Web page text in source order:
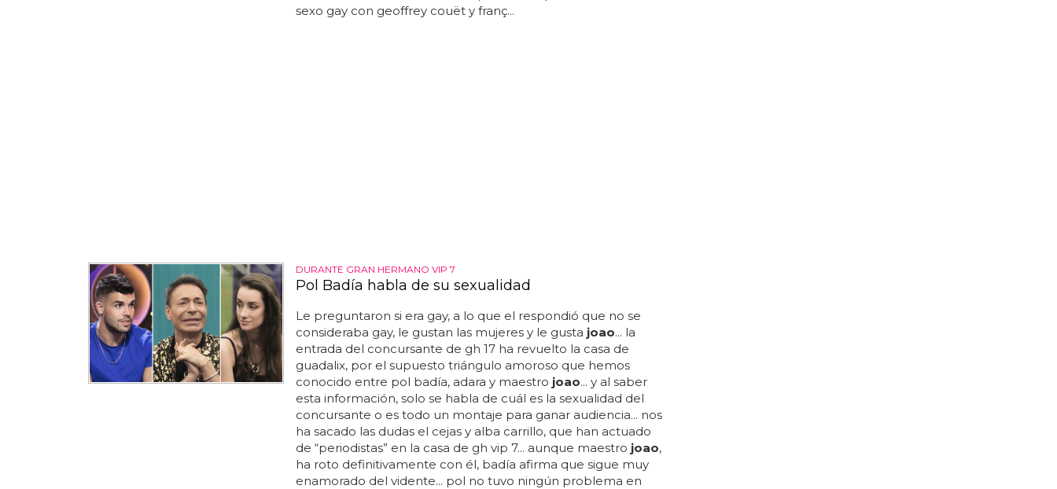
sexo gay con geoffrey couët y franç...
DURANTE GRAN HERMANO VIP 7
Pol Badía habla de su sexualidad
Le preguntaron si era gay, a lo que el respondió que no se
consideraba gay, le gustan las mujeres y le gusta joao... la
entrada del concursante de gh 17 ha revuelto la casa de
guadalix, por el supuesto triángulo amoroso que hemos
conocido entre pol badía, adara y maestro joao... y al saber
esta información, solo se habla de cuál es la sexualidad del
concursante o es todo un montaje para ganar audiencia... nos
ha sacado las dudas el cejas y alba carrillo, que han actuado
de “periodistas” en la casa de gh vip 7... aunque maestro joao,
ha roto definitivamente con él, badía afirma que sigue muy
enamorado del vidente... pol no tuvo ningún problema en